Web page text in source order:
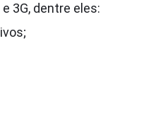
3G, dentre eles: